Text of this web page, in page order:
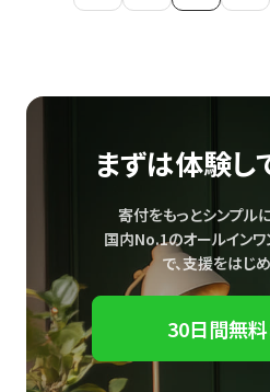
まずは体験し
寄付をもっとシンプル
国内No.1のオールイン
で、支援をはじめ
30日間無